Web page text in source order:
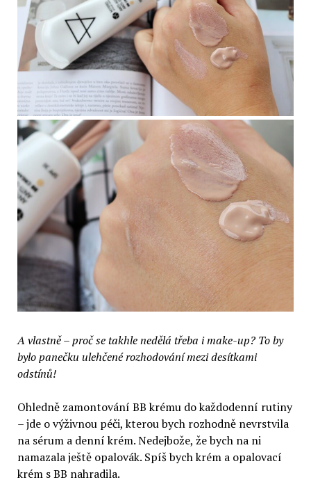
A vlastně – proč se takhle nedělá třeba i make-up? To by
bylo panečku ulehčené rozhodování mezi desítkami
odstínů!
Ohledně zamontování BB krému do každodenní rutiny
– jde o výživnou péči, kterou bych rozhodně nevrstvila
na sérum a denní krém. Nedejbože, že bych na ni
namazala ještě opalovák. Spíš bych krém a opalovací
krém s BB nahradila.